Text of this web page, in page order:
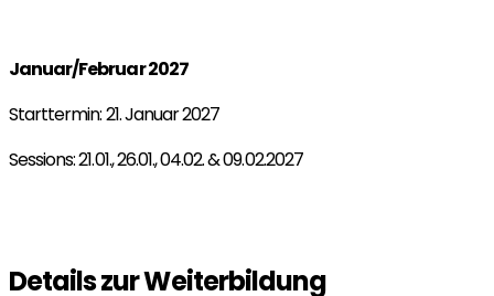
Januar/Februar 2027
Starttermin: 21. Januar 2027
Sessions: 21.01., 26.01., 04.02. & 09.02.2027
Details zur Weiterbildung